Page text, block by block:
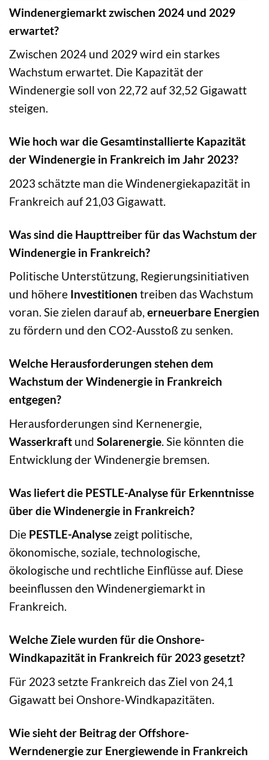
Windenergiemarkt zwischen 2024 und 2029
erwartet?
Zwischen 2024 und 2029 wird ein starkes
Wachstum erwartet. Die Kapazität der
Windenergie soll von 22,72 auf 32,52 Gigawatt
steigen.
Wie hoch war die Gesamtinstallierte Kapazität
der Windenergie in Frankreich im Jahr 2023?
2023 schätzte man die Windenergiekapazität in
Frankreich auf 21,03 Gigawatt.
Was sind die Haupttreiber für das Wachstum der
Windenergie in Frankreich?
Politische Unterstützung, Regierungsinitiativen
und höhere Investitionen treiben das Wachstum
voran. Sie zielen darauf ab, erneuerbare Energien
zu fördern und den CO2-Ausstoß zu senken.
Welche Herausforderungen stehen dem
Wachstum der Windenergie in Frankreich
entgegen?
Herausforderungen sind Kernenergie,
Wasserkraft und Solarenergie. Sie könnten die
Entwicklung der Windenergie bremsen.
Was liefert die PESTLE-Analyse für Erkenntnisse
über die Windenergie in Frankreich?
Die PESTLE-Analyse zeigt politische,
ökonomische, soziale, technologische,
ökologische und rechtliche Einflüsse auf. Diese
beeinflussen den Windenergiemarkt in
Frankreich.
Welche Ziele wurden für die Onshore-
Windkapazität in Frankreich für 2023 gesetzt?
Für 2023 setzte Frankreich das Ziel von 24,1
Gigawatt bei Onshore-Windkapazitäten.
Wie sieht der Beitrag der Offshore-
Werndenergie zur Energiewende in Frankreich